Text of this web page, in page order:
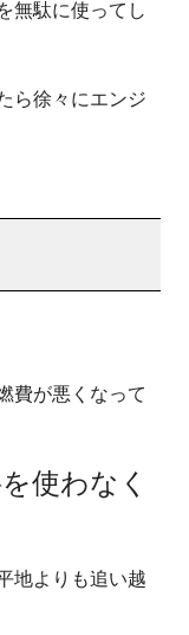
無駄に使ってし
ら徐々にエンジ
費が悪くなって
使わなく
地よりも追い越